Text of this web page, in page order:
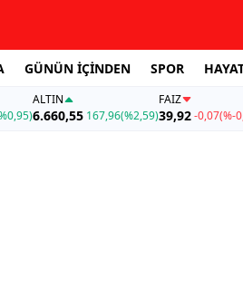
GÜNÜN İÇİNDEN SPOR
ALTIN
6.660,55 167,96(%2,59)
FAİZ
39,92-0,07(%-